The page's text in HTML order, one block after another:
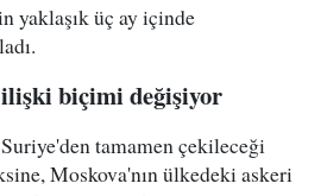
yaklaşık üç ay içinde
biçimi değişiyor
tamamen çekileceği
Moskova'nın ülkedeki askeri